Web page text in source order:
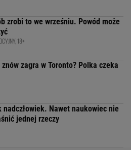
zrobi to we wrześniu. Powód może
18+
zagra w Toronto? Polka czeka
nadczłowiek. Nawet naukowiec nie
jednej rzeczy